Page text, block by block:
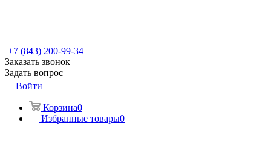
+7 (843) 200-99-34
Заказать звонок
Задать вопрос
Войти
Корзина0
Избранные товары0